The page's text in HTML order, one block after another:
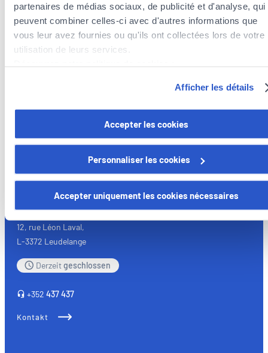
partenaires de médias sociaux, de publicité et d'analyse, qui
peuvent combiner celles-ci avec d'autres informations que
vous leur avez fournies ou qu'ils ont collectées lors de votre
utilisation de leurs services.
Vous avez la possibilité de retirer votre consentement à tout
moment en cliquant sur le lien "gestion des cookies" en bas
Certains de ces cookies sont strictement nécessaires au
fonctionnement du site. Notez que si vous désactivez des
cookies utilisés ici, il se peut que certaines fonctionnalités ou
parties de ce site Web ne soient plus normalement
accessibles. D'autres sont utilisés pour :
vos fonctionnalités et en se souvenant de vos choix.
comprenant comment vous arrivez sur notre site.
les performances. Partager des informations avec les
Afficher les détails
Accepter les cookies
Personnaliser les cookies
Accepter uniquement les cookies nécessaires
Versicherungsagenten in der Nähe der
Gemeinde Strassen
Versicherungsagenten in der Gemeinde Walferdange
Versicherungsagenten in der Gemeinde Luxembourg
Versicherungsagenten in der Gemeinde Bertrange
Foyer Assurances
12, rue Léon Laval,
L-3372 Leudelange
Derzeitgeschlossen
+352 437 437
Kontakt